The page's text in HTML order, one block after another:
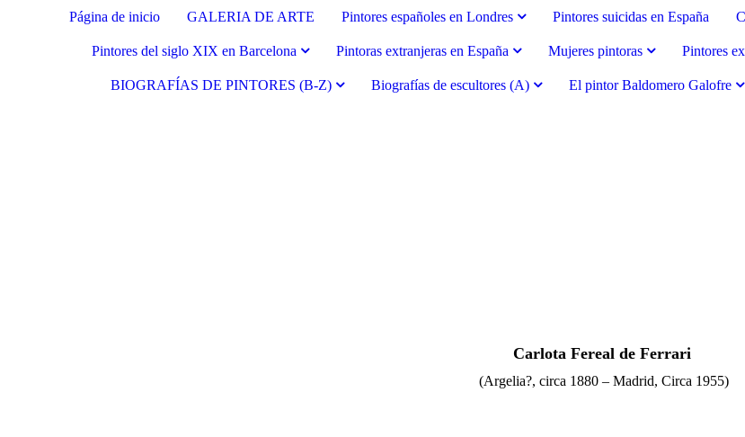
Página de inicio GALERIA DE ARTE Pintores españoles en Londres Pintores suicidas en España
Pintores del siglo XIX en Barcelona Pintoras extranjeras en España Mujeres pintoras Pintores
BIOGRAFÍAS DE PINTORES (B-Z) Biografías de escultores (A) El pintor Baldomero Galofre
Carlota Fereal de Ferrari
(Argelia?, circa 1880 – Madrid, Circa 1955)